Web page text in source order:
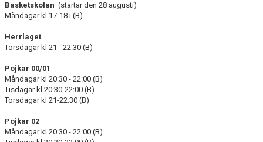
Basketskolan (startar den 28 augusti)
Måndagar kl 17-18 i (B)
Herrlaget
Torsdagar kl 21 - 22:30 (B)
Pojkar 00/01
Måndagar kl 20:30 - 22:00 (B)
Tisdagar kl 20:30-22:00 (B)
Torsdagar kl 21-22:30 (B)
Pojkar 02
Måndagar kl 20:30 - 22:00 (B)